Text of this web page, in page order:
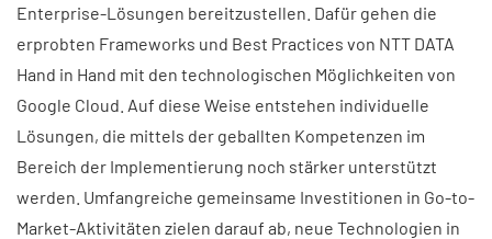
Enterprise-Lösungen bereitzustellen. Dafür gehen die
erprobten Frameworks und Best Practices von NTT DATA
Hand in Hand mit den technologischen Möglichkeiten von
Google Cloud. Auf diese Weise entstehen individuelle
Lösungen, die mittels der geballten Kompetenzen im
Bereich der Implementierung noch stärker unterstützt
werden. Umfangreiche gemeinsame Investitionen in Go-to-
Market-Aktivitäten zielen darauf ab, neue Technologien in